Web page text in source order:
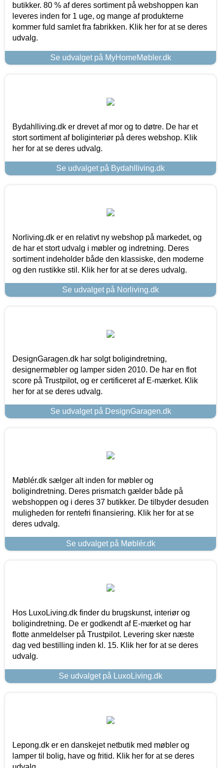
butikker. 80 % af deres sortiment på webshoppen kan
leveres inden for 1 uge, og mange af produkterne
kommer fuld samlet fra fabrikken. Klik her for at se deres
udvalg.
Se udvalget på MyHomeMøbler.dk
Bydahlliving.dk er drevet af mor og to døtre. De har et
stort sortiment af boliginteriør på deres webshop. Klik
her for at se deres udvalg.
Se udvalget på Bydahlliving.dk
Norliving.dk er en relativt ny webshop på markedet, og
de har et stort udvalg i møbler og indretning. Deres
sortiment indeholder både den klassiske, den moderne
og den rustikke stil. Klik her for at se deres udvalg.
Se udvalget på Norliving.dk
DesignGaragen.dk har solgt boligindretning,
designermøbler og lamper siden 2010. De har en flot
score på Trustpilot, og er certificeret af E-mærket. Klik
her for at se deres udvalg.
Se udvalget på DesignGaragen.dk
Møblér.dk sælger alt inden for møbler og
boligindretning. Deres prismatch gælder både på
webshoppen og i deres 37 butikker. De tilbyder desuden
muligheden for rentefri finansiering. Klik her for at se
deres udvalg.
Se udvalget på Møblér.dk
Hos LuxoLiving.dk finder du brugskunst, interiør og
boligindretning. De er godkendt af E-mærket og har
flotte anmeldelser på Trustpilot. Levering sker næste
dag ved bestilling inden kl. 15. Klik her for at se deres
udvalg.
Se udvalget på LuxoLiving.dk
Lepong.dk er en danskejet netbutik med møbler og
lamper til bolig, have og fritid. Klik her for at se deres